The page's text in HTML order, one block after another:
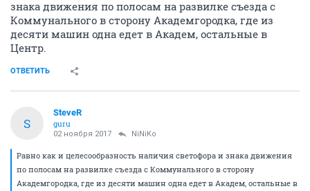
знака движения по полосам на развилке съезда с
Коммунального в сторону Академгородка, где из
десяти машин одна едет в Академ, остальные в
Центр.
ОТВЕТИТЬ
S
SteveR
guru
02 ноября 2017 NiNiKo
Равно как и целесообразность наличия светофора и знака движения
по полосам на развилке съезда с Коммунального в сторону
Академгородка, где из десяти машин одна едет в Академ, остальные в